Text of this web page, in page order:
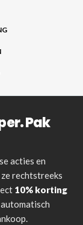
Pak
acties en
rechtstreeks
10% korting